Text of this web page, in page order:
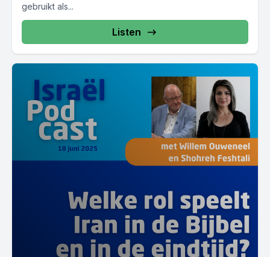
gebruikt als...
Listen